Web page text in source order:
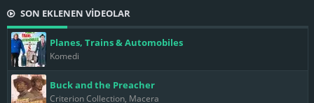
SON EKLENEN VİDEOLAR
Planes, Trains & Automobiles
Komedi
Buck and the Preacher
Criterion Collection, Macera